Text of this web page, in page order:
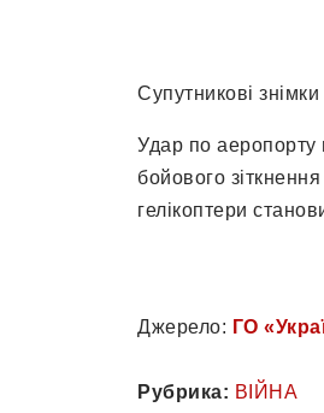
Супутникові
Удар по аеропорту
бойового
гелікоптери
Джерело: ГО
Рубрика: ВІЙНА